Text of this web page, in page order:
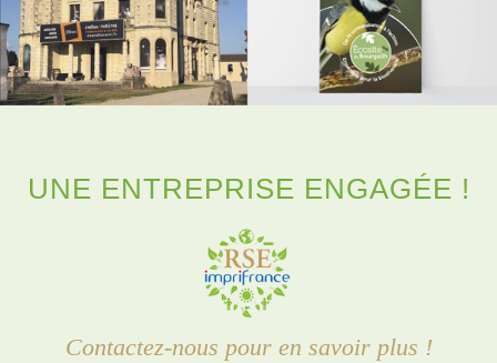
UNE ENTREPRISE ENGAGÉE !
Contactez-nous pour en savoir plus !